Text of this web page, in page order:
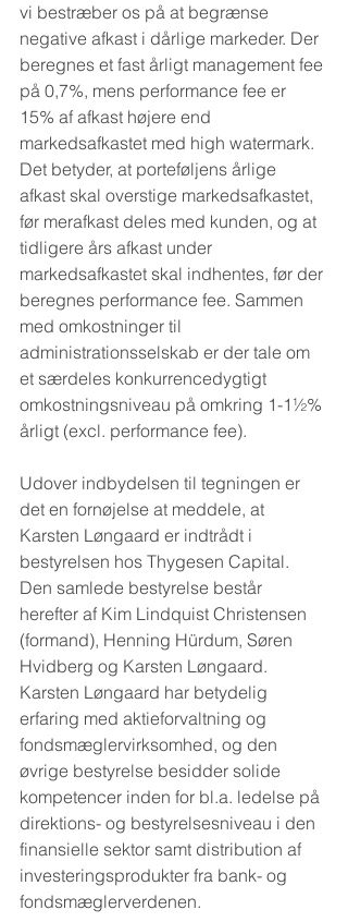
vi bestræber os på at begrænse
negative afkast i dårlige markeder. Der
beregnes et fast årligt management fee
på 0,7%, mens performance fee er
15% af afkast højere end
markedsafkastet med high watermark.
Det betyder, at porteføljens årlige
afkast skal overstige markedsafkastet,
før merafkast deles med kunden, og at
tidligere års afkast under
markedsafkastet skal indhentes, før der
beregnes performance fee. Sammen
med omkostninger til
administrationsselskab er der tale om
et særdeles konkurrencedygtigt
omkostningsniveau på omkring 1-1½%
årligt (excl. performance fee).
Udover indbydelsen til tegningen er
det en fornøjelse at meddele, at
Karsten Løngaard er indtrådt i
bestyrelsen hos Thygesen Capital.
Den samlede bestyrelse består
herefter af Kim Lindquist Christensen
(formand), Henning Hürdum, Søren
Hvidberg og Karsten Løngaard.
Karsten Løngaard har betydelig
erfaring med aktieforvaltning og
fondsmæglervirksomhed, og den
øvrige bestyrelse besidder solide
kompetencer inden for bl.a. ledelse på
direktions- og bestyrelsesniveau i den
finansielle sektor samt distribution af
investeringsprodukter fra bank- og
fondsmæglerverdenen.